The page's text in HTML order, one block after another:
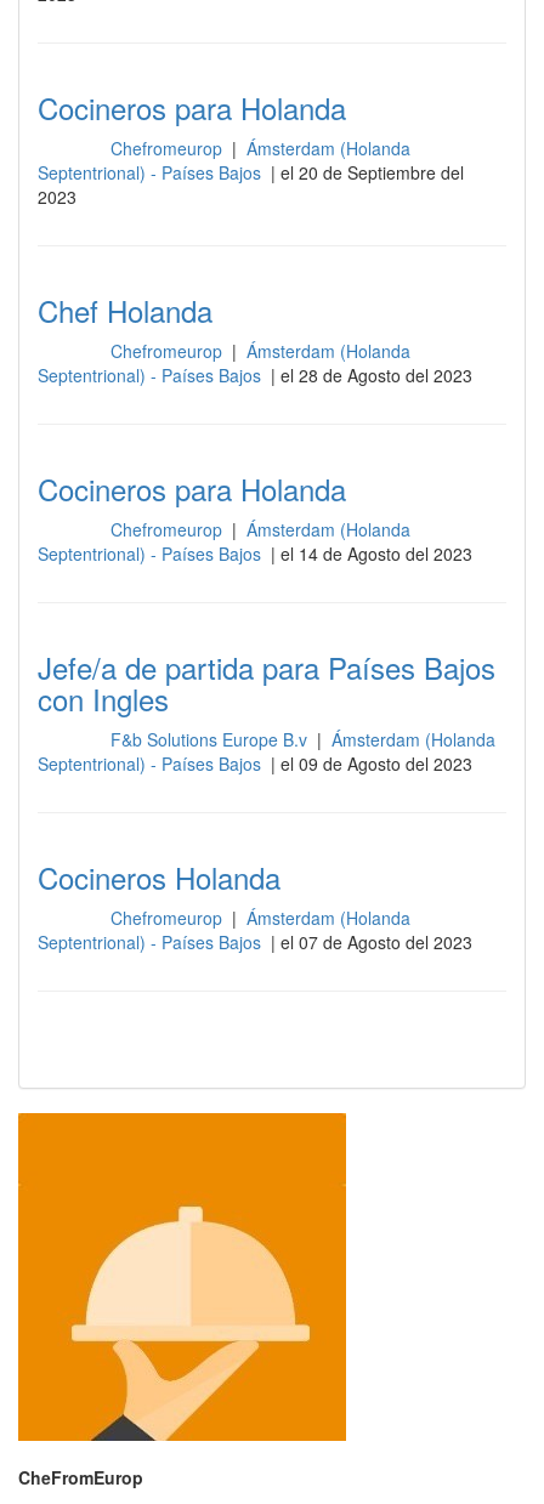
Cocineros para Holanda
Chefromeurop | Ámsterdam (Holanda
Septentrional) - Países Bajos | el 20 de Septiembre del
2023
Chef Holanda
Chefromeurop | Ámsterdam (Holanda
Septentrional) - Países Bajos | el 28 de Agosto del 2023
Cocineros para Holanda
Chefromeurop | Ámsterdam (Holanda
Septentrional) - Países Bajos | el 14 de Agosto del 2023
Jefe/a de partida para Países Bajos
con Ingles
F&b Solutions Europe B.v | Ámsterdam (Holanda
Septentrional) - Países Bajos | el 09 de Agosto del 2023
Cocineros Holanda
Chefromeurop | Ámsterdam (Holanda
Septentrional) - Países Bajos | el 07 de Agosto del 2023
CheFromEurop